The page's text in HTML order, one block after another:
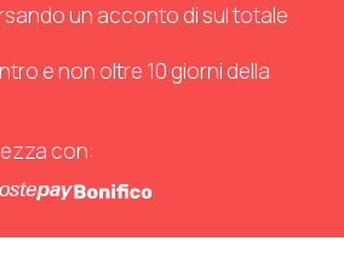
un acconto di sul totale
e non oltre 10 giorni della
con: